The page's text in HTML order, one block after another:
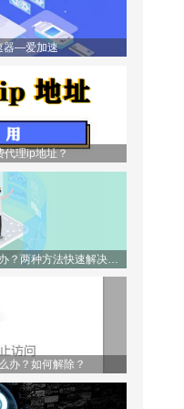
器—爱加速
代理ip地址？
？两种方法快速解决问
办？如何解除？